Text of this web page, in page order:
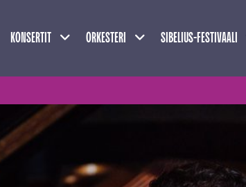
KONSERTIT Näytä alasivut
ORKESTERI Näytä alasivut
SIBELIUS-FESTIVAALI